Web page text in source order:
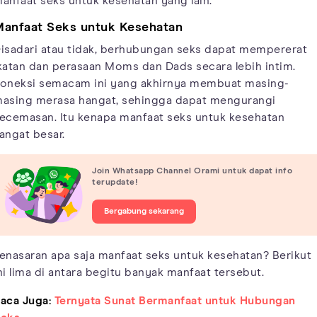
Seks untuk Kesehatan
atau tidak, berhubungan seks dapat mempererat
dan perasaan Moms dan Dads secara lebih intim.
semacam ini yang akhirnya membuat masing-
merasa hangat, sehingga dapat mengurangi
Itu kenapa manfaat seks untuk kesehatan
besar.
Join Whatsapp Channel Orami untuk dapat info
terupdate!
Bergabung sekarang
apa saja manfaat seks untuk kesehatan? Berikut
lima di antara begitu banyak manfaat tersebut.
Juga: Ternyata Sunat Bermanfaat untuk Hubungan